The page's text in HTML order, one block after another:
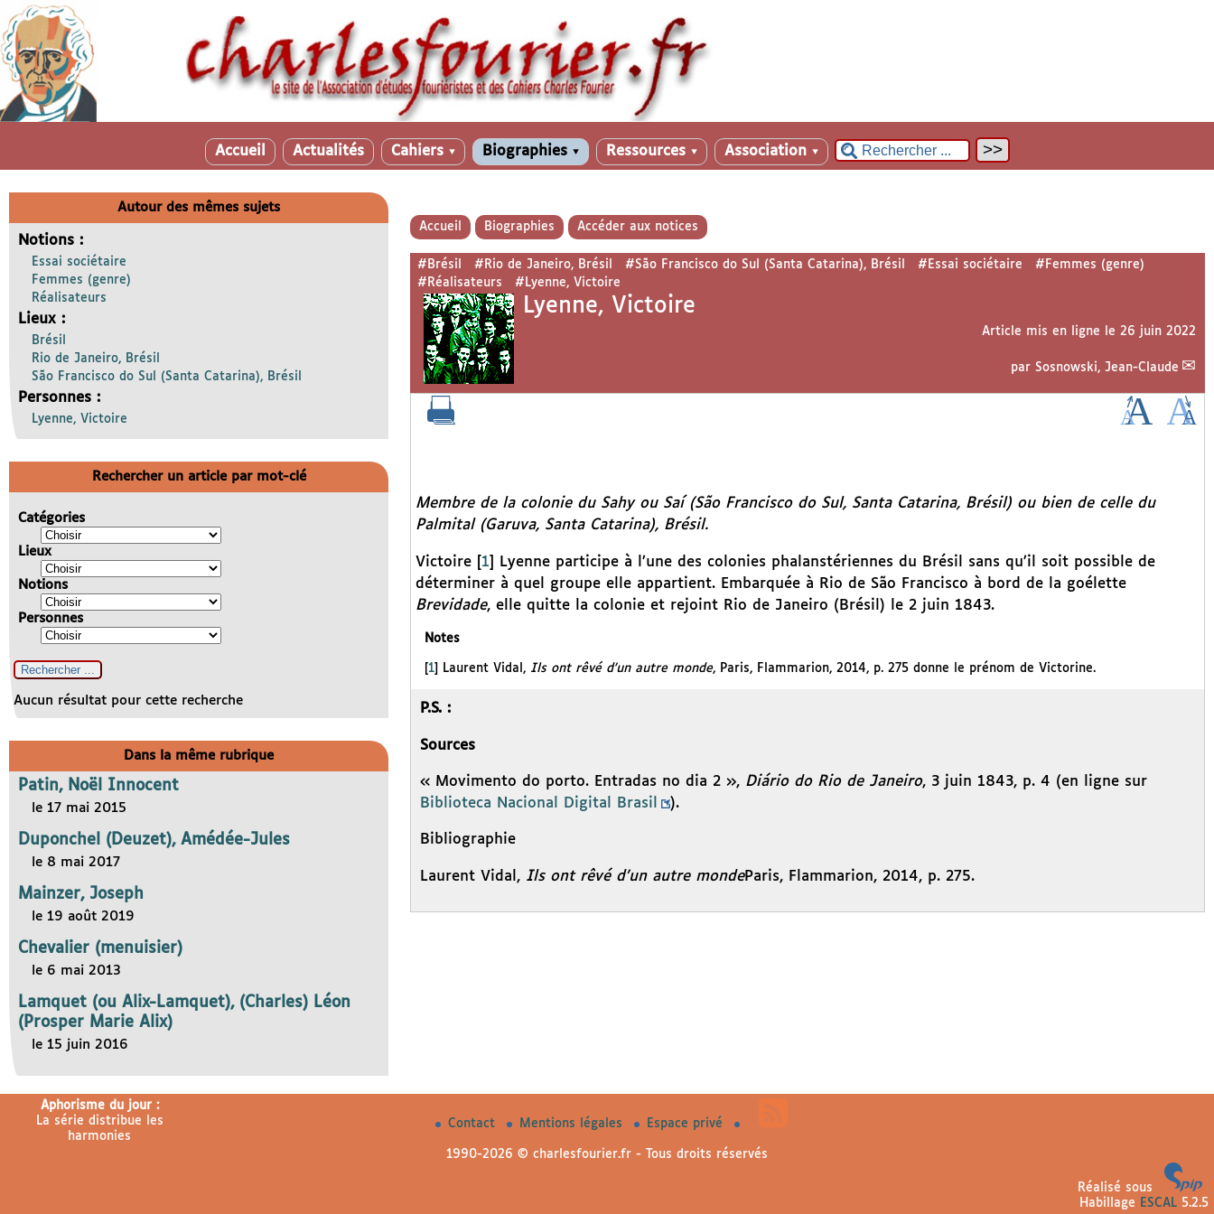
Accueil Actualités Cahiers ▼ Biographies ▼ Ressources ▼ Association ▼
Accueil Biographies Accéder aux notices
#Brésil #Rio de Janeiro, Brésil #São Francisco do Sul (Santa Catarina), Brésil #Essai sociétaire
#Femmes (genre)
#Réalisateurs
#Lyenne, Victoire
Lyenne, Victoire
Article mis en ligne le 26 juin 2022
par Sosnowski, Jean-Claude
Membre de la colonie du Sahy ou Saí (São Francisco do Sul, Santa Catarina, Brésil) ou bien de celle du
Palmital (Garuva, Santa Catarina), Brésil.
Victoire[ 1
Lyenne participe à l’une des colonies phalanstériennes du Brésil sans qu’il soit possible de
déterminer à quel groupe elle appartient. Embarquée à Rio de São Francisco à bord de la goélette
Brevidade, elle quitte la colonie et rejoint Rio de Janeiro (Brésil) le 2 juin 1843.
Notes
[1] Laurent Vidal, Ils ont rêvé d’un autre monde, Paris, Flammarion, 2014, p. 275 donne le prénom de Victorine.
P.S. :
Sources
« Movimento do porto. Entradas no dia 2 », Diário do Rio de Janeiro, 3 juin 1843, p. 4 (en ligne sur
Biblioteca Nacional Digital Brasil
).
Bibliographie
Laurent Vidal, Ils ont rêvé d’un autre mondeParis, Flammarion, 2014, p. 275.
Autour des mêmes sujets
Notions :
Essai sociétaire
Femmes (genre)
Réalisateurs
Lieux :
Brésil
Rio de Janeiro, Brésil
São Francisco do Sul (Santa Catarina), Brésil
Personnes :
Lyenne, Victoire
Rechercher un article par mot-clé
Catégories
Lieux
Notions
Personnes
Aucun résultat pour cette recherche
Dans la même rubrique
Patin, Noël Innocent
le 17 mai 2015
Duponchel (Deuzet), Amédée-Jules
le 8 mai 2017
Mainzer, Joseph
le 19 août 2019
Chevalier (menuisier)
le 6 mai 2013
Lamquet (ou Alix-Lamquet), (Charles) Léon
(Prosper Marie Alix)
le 15 juin 2016
Aphorisme du jour :
La série distribue les
harmonies
Contact Mentions légales Espace privé
1990-2026 © charlesfourier.fr - Tous droits réservés
Réalisé sous
Habillage
ESCAL5.2.5